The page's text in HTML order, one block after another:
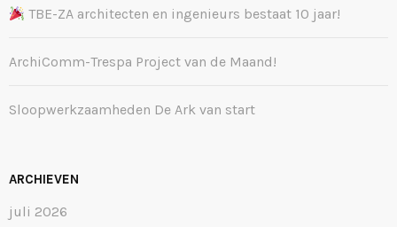
TBE-ZA architecten en ingenieurs bestaat 10 jaar!
ArchiComm-Trespa Project van de Maand!
Sloopwerkzaamheden De Ark van start
ARCHIEVEN
juli 2026